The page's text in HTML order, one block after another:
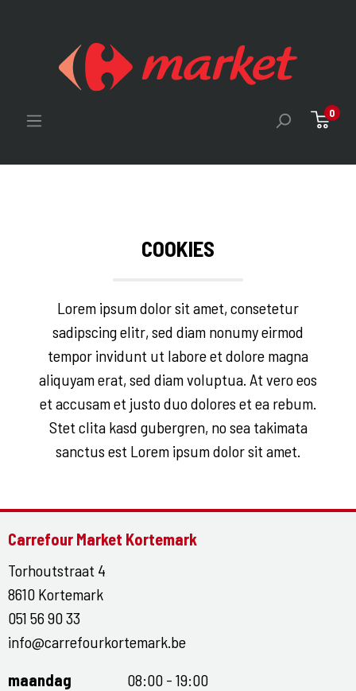
0
COOKIES
Lorem ipsum dolor sit amet, consetetur
sadipscing elitr, sed diam nonumy eirmod
tempor invidunt ut labore et dolore magna
aliquyam erat, sed diam voluptua. At vero eos
et accusam et justo duo dolores et ea rebum.
Stet clita kasd gubergren, no sea takimata
sanctus est Lorem ipsum dolor sit amet.
Carrefour Market Kortemark
Torhoutstraat 4
8610 Kortemark
051 56 90 33
info@carrefourkortemark.be
maandag
08:00 - 19:00